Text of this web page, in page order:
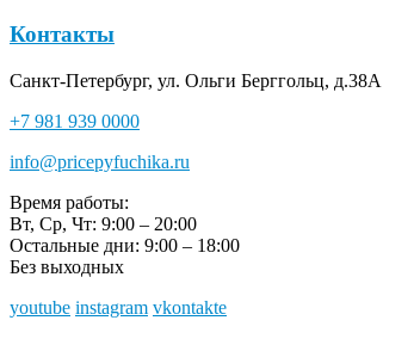
Контакты
Санкт-Петербург, ул. Ольги Берггольц, д.38А
+7 981 939 0000
info@pricepyfuchika.ru
Время работы:
Вт, Ср, Чт: 9:00 – 20:00
Остальные дни: 9:00 – 18:00
Без выходных
youtube instagram vkontakte